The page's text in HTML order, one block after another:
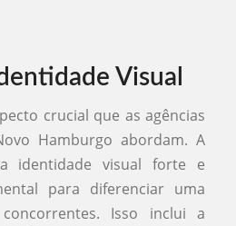
Visual
crucial que as agências
Hamburgo abordam. A
identidade visual forte e
para diferenciar uma
Isso inclui a